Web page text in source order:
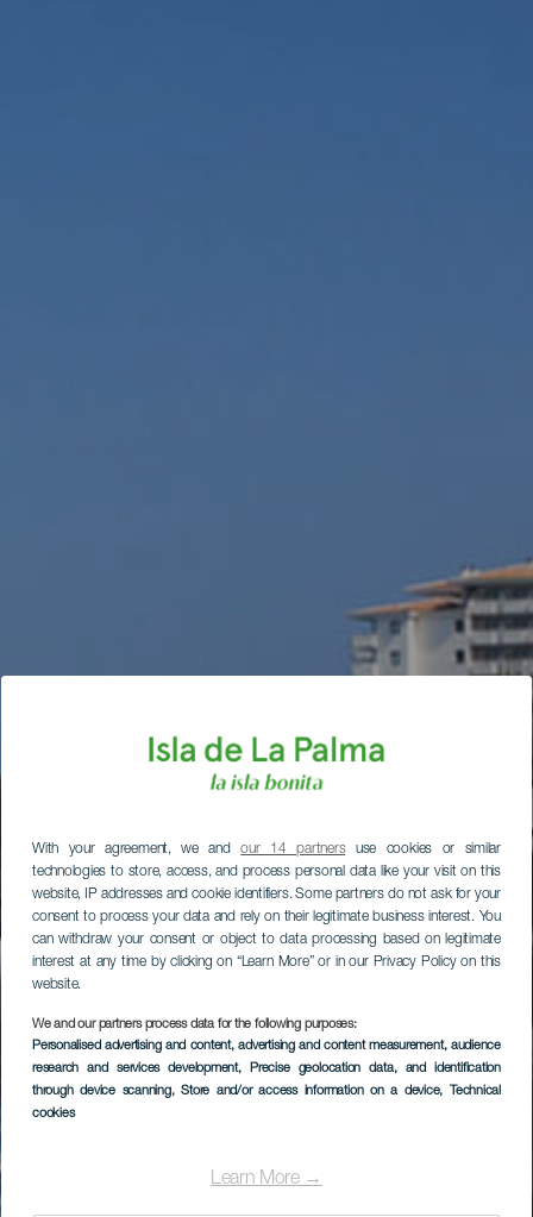
With your agreement, we andour 14 partnersuse cookies or similar
technologies to store, access, and process personal data like your visit on this
website, IP addresses and cookie identifiers. Some partners do not ask for your
consent to process your data and rely on their legitimate business interest. You
can withdraw your consent or object to data processing based on legitimate
interest at any time by clicking on “Learn More” or in our Privacy Policy on this
website.
We and our partners process data for the following purposes:
Personalised advertising and content, advertising and content measurement, audience
research and services development, Precise geolocation data, and identification
through device scanning, Store and/or access information on a device, Technical
cookies
Learn More →